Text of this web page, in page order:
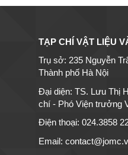
TẠP CHÍ VẬT LIỆU
Trụ sở: 235 Nguyễn
Thành phố Hà Nội
Đại diện: TS. Lưu Thị
chí - Phó Viện trưởng
Điện thoại: 024.3858
Email: